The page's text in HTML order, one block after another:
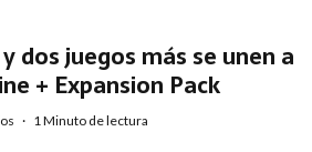
dos juegos más se unen a
+ Expansion Pack
· 1 Minuto de lectura